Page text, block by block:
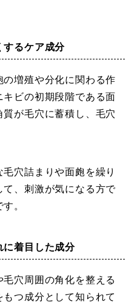
するケア成分
増殖や分化に関わる作
ビの初期段階である面
が毛穴に蓄積し、毛穴
穴詰まりや面皰を繰り
、刺激が気になる方で
。
に着目した成分
穴周囲の角化を整える
つ成分として知られて